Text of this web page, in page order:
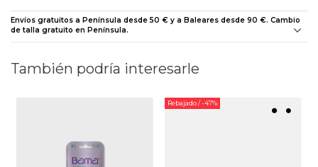
Envíos gratuitos a Península desde 50 € y a Baleares desde 90 €. Cambio
de talla gratuito en Península.
También podría interesarle
Rebajado/ -47%